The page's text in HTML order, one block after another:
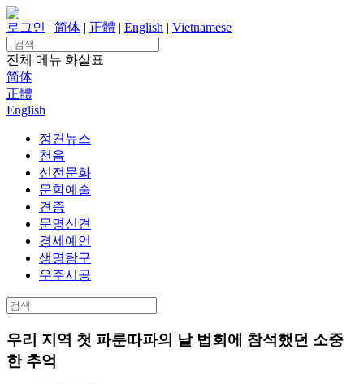
Skip
to
content
로그인 | 简体 | 正體 | English | Vietnamese
Search
for:
전체 메뉴 화살표
简体
正體
English
정견뉴스
천음
신전문화
문학예술
견증
문명신견
경세예언
생명탐구
우주시공
Search
for:
우리 지역 첫 파룬따파의 날 법회에 참석했던 소중
한 추억